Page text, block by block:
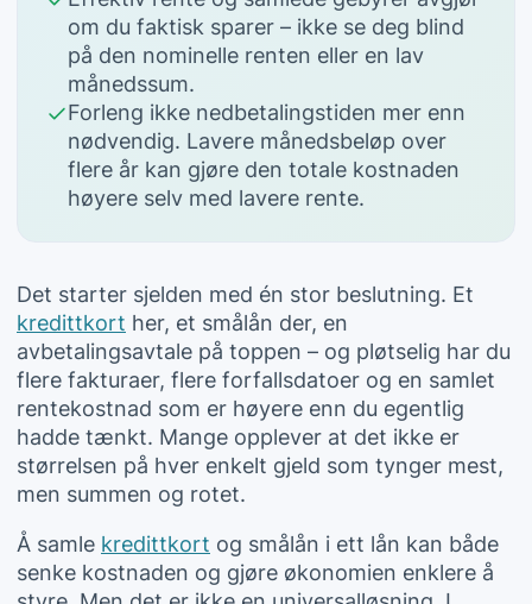
om du faktisk sparer – ikke se deg blind
på den nominelle renten eller en lav
månedssum.
Forleng ikke nedbetalingstiden mer enn
nødvendig. Lavere månedsbeløp over
flere år kan gjøre den totale kostnaden
høyere selv med lavere rente.
Det starter sjelden med én stor beslutning. Et
kredittkort her, et smålån der, en
avbetalingsavtale på toppen – og pløtselig har du
flere fakturaer, flere forfallsdatoer og en samlet
rentekostnad som er høyere enn du egentlig
hadde tænkt. Mange opplever at det ikke er
størrelsen på hver enkelt gjeld som tynger mest,
men summen og rotet.
Å samle kredittkort og smålån i ett lån kan både
senke kostnaden og gjøre økonomien enklere å